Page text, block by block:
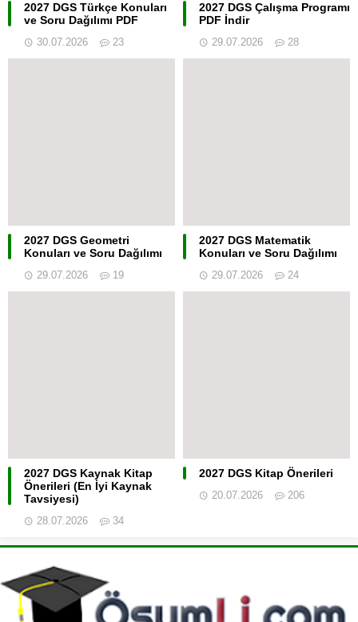
2027 DGS Türkçe Konuları
ve Soru Dağılımı PDF
30.07.2026 23
2027 DGS Çalışma Programı
PDF İndir
29.07.2026 28
2027 DGS Geometri
Konuları ve Soru Dağılımı
29.07.2026 19
2027 DGS Matematik
Konuları ve Soru Dağılımı
29.07.2026 24
2027 DGS Kaynak Kitap
Önerileri (En İyi Kaynak
Tavsiyesi)
28.07.2026 34
2027 DGS Kitap Önerileri
20.07.2026 206